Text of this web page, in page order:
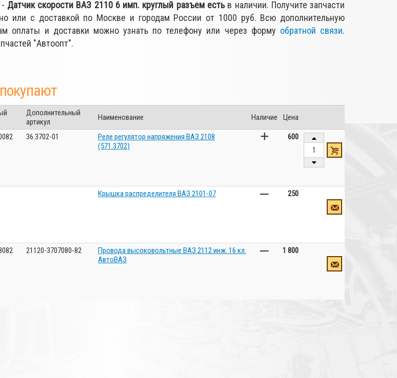
- Датчик скорости ВАЗ 2110 6 имп. круглый разъем естьв наличии. Получите запчасти
или с доставкой по Москве и городам России от 1000 руб. Всю дополнительную
оплаты и доставки можно узнать по телефону или через форму обратной связи.
"Автоопт".
Дополнительный
артикул
Наименование Наличие Цена
36.3702-01
Реле регулятор напряжения ВАЗ 2108
(571.3702)
+ 600
Крышка распределителя ВАЗ 2101-07 – 250
21120-3707080-82
Провода высоковольтные ВАЗ 2112 инж. 16 кл.
АвтоВАЗ
– 1 800